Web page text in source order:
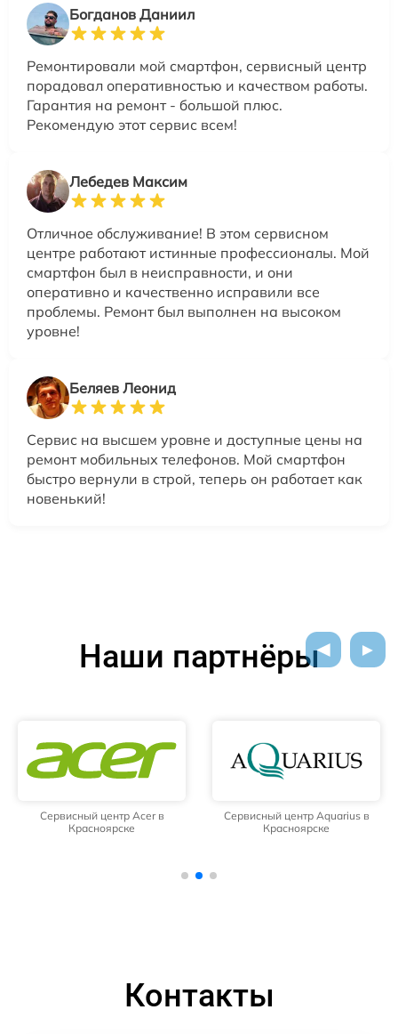
Богданов Даниил
Ремонтировали мой смартфон, сервисный центр
порадовал оперативностью и качеством работы.
Гарантия на ремонт - большой плюс.
Рекомендую этот сервис всем!
Лебедев Максим
Отличное обслуживание! В этом сервисном
центре работают истинные профессионалы. Мой
смартфон был в неисправности, и они
оперативно и качественно исправили все
проблемы. Ремонт был выполнен на высоком
уровне!
Беляев Леонид
Сервис на высшем уровне и доступные цены на
ремонт мобильных телефонов. Мой смартфон
быстро вернули в строй, теперь он работает как
новенький!
Наши партнёры
Сервисный центр Acer в
Красноярске
Сервисный центр Aquarius в
Красноярске
Контакты